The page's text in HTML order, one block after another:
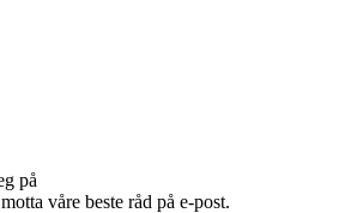
på
våre beste råd på e-post.